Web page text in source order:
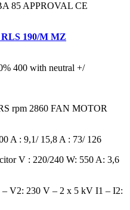
85 APPROVAL CE
190/M MZ
400 with neutral +/
rpm 2860 FAN MOTOR
A : 9,1/ 15,8 A : 73/ 126
V : 220/240 W: 550 A: 3,6
V2: 230 V – 2 x 5 kV I1 – I2: